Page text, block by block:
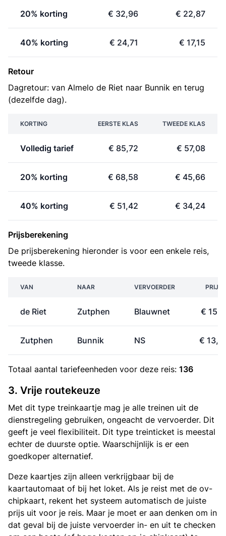
20% korting € 32,96 € 22,87
40% korting € 24,71 € 17,15
Retour
Dagretour: van Almelo de Riet naar Bunnik en terug
(dezelfde dag).
KORTING EERSTE KLAS TWEEDE KLAS
Volledig tarief € 85,72 € 57,08
20% korting € 68,58 € 45,66
40% korting € 51,42 € 34,24
Prijsberekening
De prijsberekening hieronder is voor een enkele reis,
tweede klasse.
VAN NAAR VERVOERDER PRIJS
de Riet Zutphen Blauwnet €
Zutphen Bunnik NS €
Totaal aantal tariefeenheden voor deze reis: 136
3. Vrije routekeuze
Met dit type treinkaartje mag je alle treinen uit de
dienstregeling gebruiken, ongeacht de vervoerder. Dit
geeft je veel flexibiliteit. Dit type treinticket is meestal
echter de duurste optie. Waarschijnlijk is er een
goedkoper alternatief.
Deze kaartjes zijn alleen verkrijgbaar bij de
kaartautomaat of bij het loket. Als je reist met de ov-
chipkaart, rekent het systeem automatisch de juiste
prijs uit voor je reis. Maar je moet er aan denken om in
dat geval bij de juiste vervoerder in- en uit te checken